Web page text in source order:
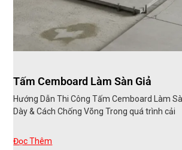
Tấm Cemboard Làm Sàn Giả
Hướng Dẫn Thi Công Tấm Cemboard Làm
Dày & Cách Chống Võng Trong quá trình cải
Đọc Thêm